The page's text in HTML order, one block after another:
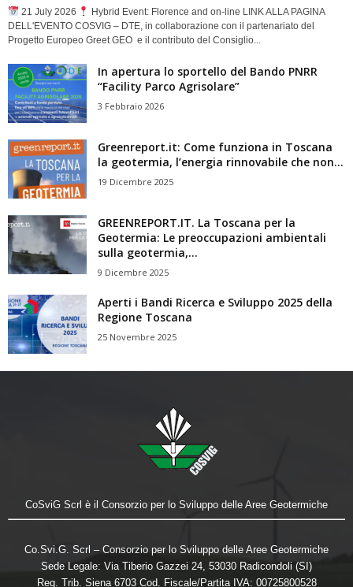
21 July 2026
Hybrid Event: Florence and on-line LINK ALLA PAGINA
DELL'EVENTO COSVIG – DTE, in collaborazione con il partenariato del
Progetto Europeo Greet GEO e il contributo del Consiglio...
In apertura lo sportello del Bando PNRR
“Facility Parco Agrisolare”
3 Febbraio 2026
Greenreport.it: Come funziona in Toscana
la geotermia, l’energia rinnovabile che non...
19 Dicembre 2025
GREENREPORT.IT. La Toscana per la
Geotermia: Le preoccupazioni ambientali
sulla geotermia,...
9 Dicembre 2025
Aperti i Bandi Ricerca e Sviluppo 2025 della
Regione Toscana
25 Novembre 2025
CoSviG Scrl è il Consorzio per lo Sviluppo delle Aree Geotermiche
Co.Svi.G. Scrl – Consorzio per lo Sviluppo delle Aree Geotermiche
Sede Legale: Via Tiberio Gazzei 24, 53030 Radicondoli (SI)
Reg. Trib. Siena 6703 Cod. Fiscale/Partita IVA: 00725800528